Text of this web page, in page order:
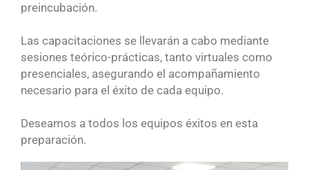
preincubación.
Las capacitaciones se llevarán a cabo mediante
sesiones teórico-prácticas, tanto virtuales como
presenciales, asegurando el acompañamiento
necesario para el éxito de cada equipo.
Deseamos a todos los equipos éxitos en esta
preparación.